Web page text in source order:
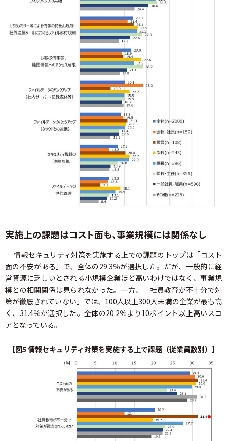
実施上の課題はコスト面も、事業規模には関係なし
情報セキュリティ対策を実施する上での課題のトップは「コスト
面の不安がある」で、全体の29.3％が選択した。だが、一般的に経
営資源に乏しいとされる小規模企業ほど高いわけではなく、事業規
模との相関関係は見られなかった。一方、「社員教育が不十分で対
策が徹底されていない」では、100人以上300人未満の企業が最も高
く、31.4％が選択した。全体の20.2％より10ポイント以上高いスコ
アとなっている。
【図5 情報セキュリティ対策を実施する上で課題（従業員数別）】